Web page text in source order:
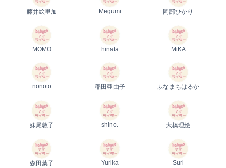
藤井絵里加 Megumi 岡部ひかり
MOMO hinata MiKA
nonoto 稲田亜由子 ふなまちはるか
妹尾敦子 shino. 大橋理絵
森田葉子 Yurika Suri